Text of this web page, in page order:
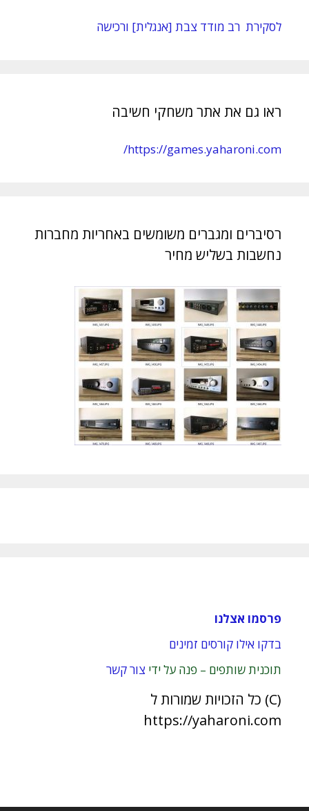
לסקירת רב מודד צבת [אנגלית] ורכישה
ראו גם את אתר משחקי חשיבה
https://games.yaharoni.com/
רסיברים ומגברים משומשים באחריות מחברות
נחשבות בשליש מחיר
פרסמו אצלנו
בדקו אילו קורסים זמינים
תוכנית שותפים – פנה על ידי צור קשר
(C) כל הזכויות שמורות ל
https://yaharoni.com